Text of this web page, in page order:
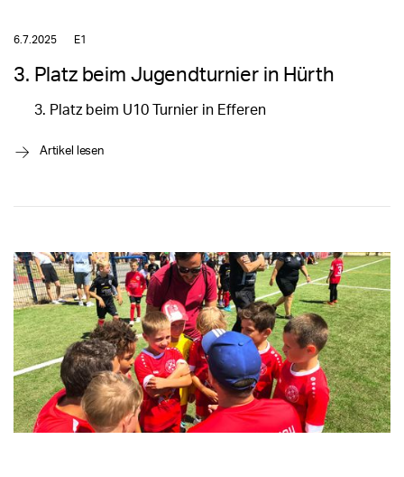
6.7.2025 E1
3. Platz beim Jugendturnier in Hürth
Platz beim U10 Turnier in Efferen
→ Artikel lesen